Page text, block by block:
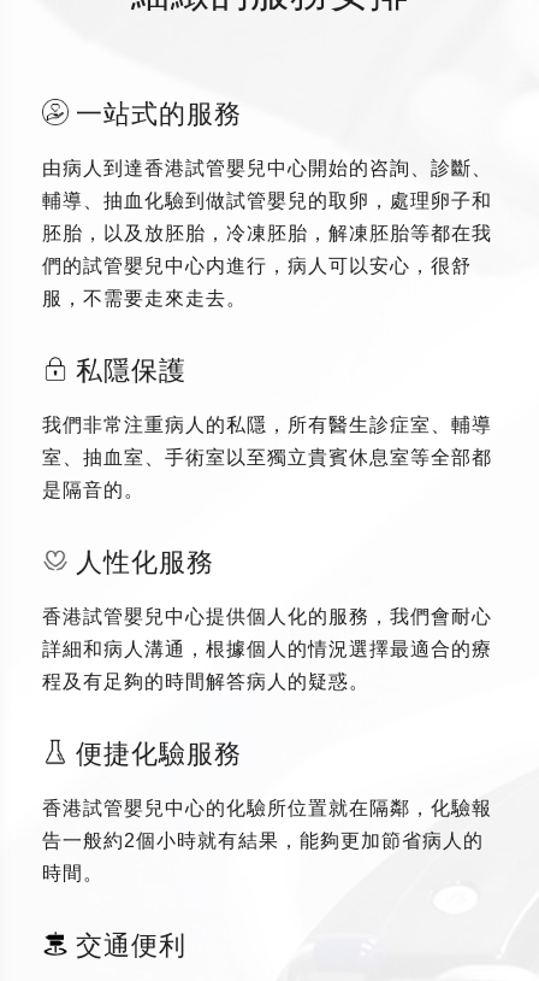
一站式的服務
由病人到達香港試管嬰兒中心開始的咨詢、診斷、
輔導、抽血化驗到做試管嬰兒的取卵，處理卵子和
胚胎，以及放胚胎，冷凍胚胎，解凍胚胎等都在我
們的試管嬰兒中心内進行，病人可以安心，很舒
服，不需要走來走去。
私隱保護
我們非常注重病人的私隱，所有醫生診症室、輔導
室、抽血室、手術室以至獨立貴賓休息室等全部都
是隔音的。
人性化服務
香港試管嬰兒中心提供個人化的服務，我們會耐心
詳細和病人溝通，根據個人的情況選擇最適合的療
程及有足夠的時間解答病人的疑惑。
便捷化驗服務
香港試管嬰兒中心的化驗所位置就在隔鄰，化驗報
告一般約2個小時就有結果，能夠更加節省病人的
時間。
交通便利